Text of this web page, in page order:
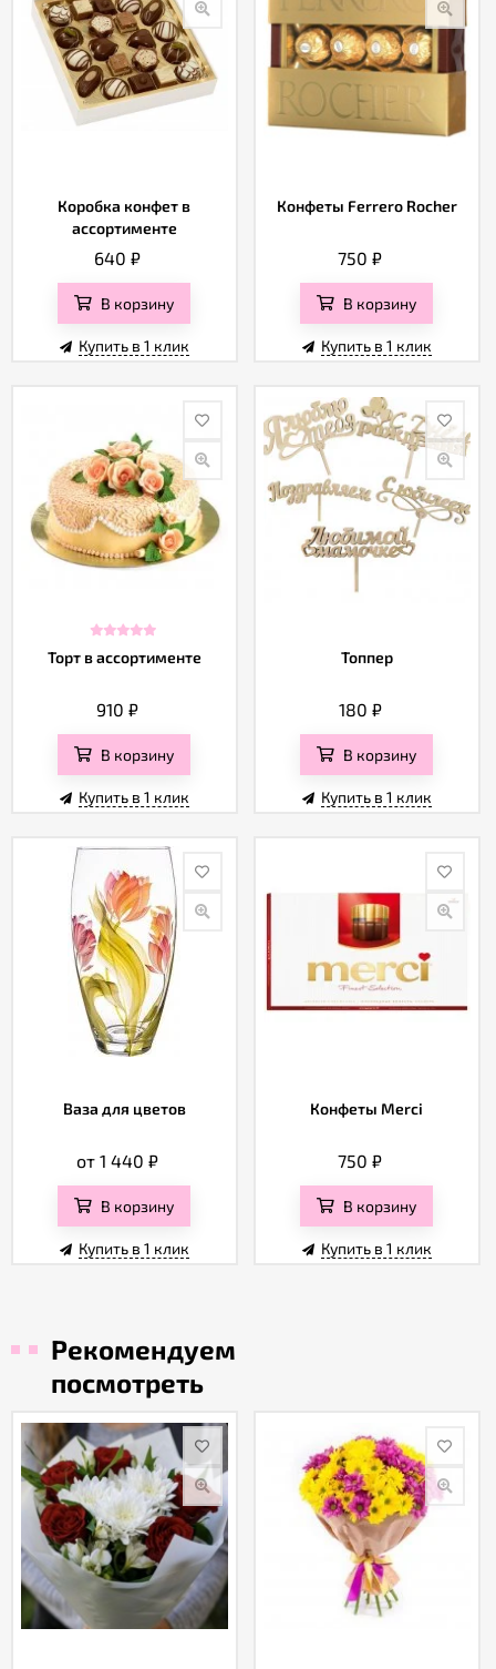
Коробка конфет в
ассортименте
640₽
В корзину
Купить в 1 клик
Конфеты Ferrero Rocher
750₽
В корзину
Купить в 1 клик
Торт в ассортименте
910₽
В корзину
Купить в 1 клик
Топпер
180 ₽
В корзину
Купить в 1 клик
Ваза для цветов
от 1 440₽
В корзину
Купить в 1 клик
Конфеты Merci
750₽
В корзину
Купить в 1 клик
Рекомендуем
посмотреть